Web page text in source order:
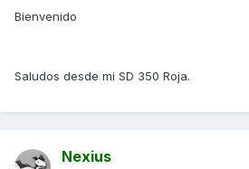
Bienvenido
Saludos desde mi SD 350 Roja.
Nexius